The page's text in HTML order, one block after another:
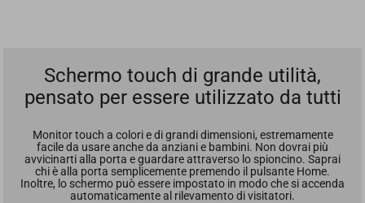
Schermo touch di grande utilità,
pensato per essere utilizzato da tutti
Monitor touch a colori e di grandi dimensioni, estremamente
facile da usare anche da anziani e bambini. Non dovrai più
avvicinarti alla porta e guardare attraverso lo spioncino. Saprai
chi è alla porta semplicemente premendo il pulsante Home.
Inoltre, lo schermo può essere impostato in modo che si accenda
automaticamente al rilevamento di visitatori.